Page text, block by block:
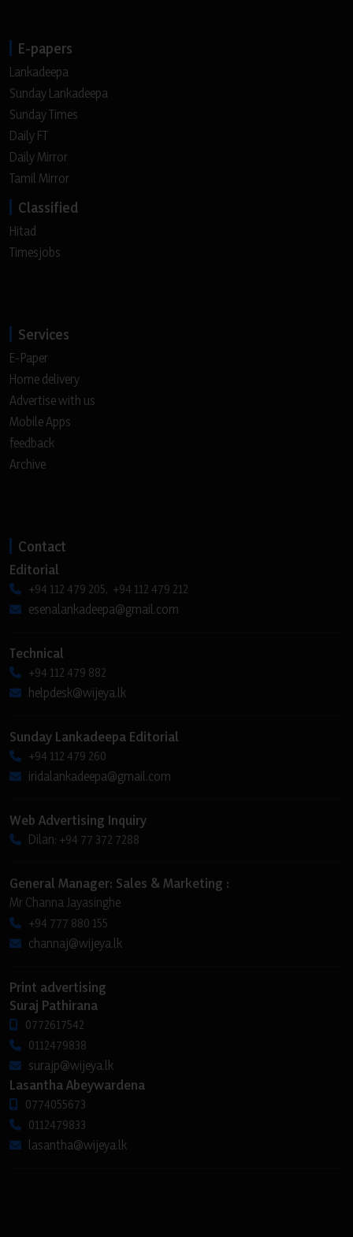
E-papers
Lankadeepa
Sunday Lankadeepa
Sunday Times
Daily FT
Daily Mirror
Tamil Mirror
Classified
Hitad
Timesjobs
Services
E-Paper
Home delivery
Advertise with us
Mobile Apps
feedback
Archive
Contact
Editorial
+94 112 479 205, +94 112 479 212
esenalankadeepa@gmail.com
Technical
+94 112 479 882
helpdesk@wijeya.lk
Sunday Lankadeepa Editorial
+94 112 479 260
iridalankadeepa@gmail.com
Web Advertising Inquiry
Dilan: +94 77 372 7288
General Manager: Sales & Marketing :
Mr Channa Jayasinghe
+94 777 880 155
channaj@wijeya.lk
Print advertising
Suraj Pathirana
0772617542
0112479838
surajp@wijeya.lk
Lasantha Abeywardena
0774055673
0112479833
lasantha@wijeya.lk